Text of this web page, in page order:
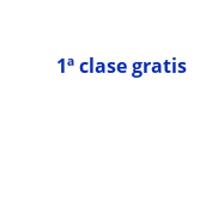
1ª clase gratis